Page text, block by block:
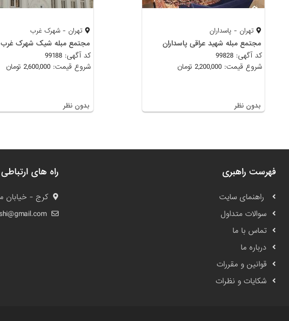
تهران - پاسداران
مجتمع مبله شهید عراقی پاسداران
کد آگهی: 99828
شروع قیمت: 2,200,000 تومان
بدون نظر
تهران - شهرک غرب
مجتمع مبله شیک شهرک غرب
کد آگهی: 99188
شروع قیمت: 2,600,000 تومان
بدون نظر
فهرست راهبری
راهنمای سایت
سوالات متداول
تماس با ما
درباره ما
قوانین و مقررات
شکایات و نظرات
راه های ارتباطی
کرج - خیابان